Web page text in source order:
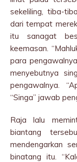
sekeliling, tiba-
dari tempat
itu sanagat
keemasan.
para
menyebutnya
pengawalnya.
“Singa” jawab
Raja lalu
biantang
mendengarkan
binatang itu.